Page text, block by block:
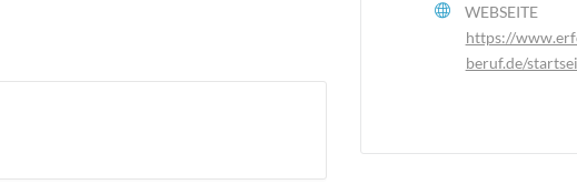
WEBSEITE
https://
beruf.de/